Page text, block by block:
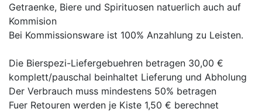
Getraenke, Biere und Spirituosen natuerlich auch auf
Kommision
Bei Kommissionsware ist 100% Anzahlung zu Leisten.
Die Bierspezi-Liefergebuehren betragen 30,00 €
komplett/pauschal beinhaltet Lieferung und Abholung
Der Verbrauch muss mindestens 50% betragen
Fuer Retouren werden je Kiste 1,50 € berechnet